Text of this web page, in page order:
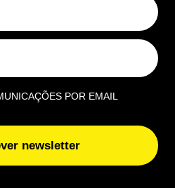
EUROPA
POR EMAIL
newsletter